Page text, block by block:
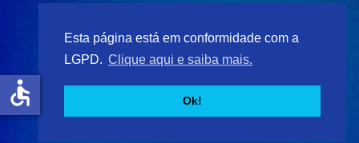
Esta página está em conformidade com a
LGPD. Clique aqui e saiba mais.
Ok!
© 2026MIT Tabapuã.
accessible